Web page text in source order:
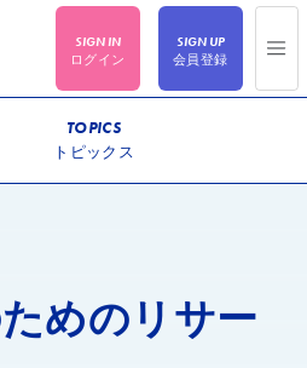
ログイン 会員登録
TOPICS
トピックス
めのリサー